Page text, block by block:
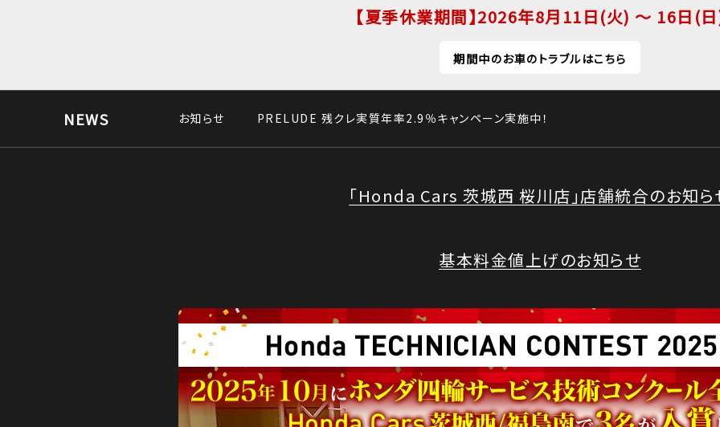
夏季休業期間 2026年8月11日(火) ～ 16日(
期間中のお車のトラブルはこちら
NEWS お知らせ PRELUDE 残クレ実質年率2.9％キャンペーン実施中！
「Honda Cars 茨城西 桜川店」店舗統合のお知ら
基本料金値上げのお知らせ